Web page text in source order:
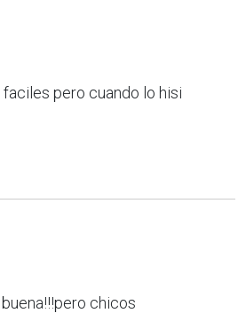
pero cuando lo hisi
chicos